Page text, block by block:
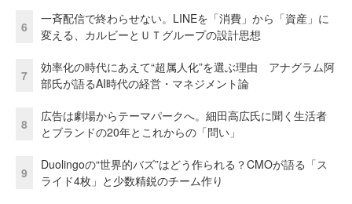
6
一斉配信で終わらせない。LINEを「消費」から「資産」に
変える、カルビーとＵＴグループの設計思想
7
効率化の時代にあえて“超属人化”を選ぶ理由 アナグラム阿
部氏が語るAI時代の経営・マネジメント論
8
広告は劇場からテーマパークへ。細田高広氏に聞く生活者
とブランドの20年とこれからの「問い」
9
Duolingoの“世界的バズ”はどう作られる？CMOが語る「ス
ライド4枚」と少数精鋭のチーム作り